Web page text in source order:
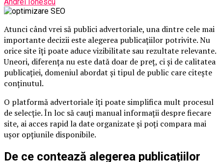
Atunci când vrei să publici advertoriale, una dintre cele mai
importante decizii este alegerea publicațiilor potrivite. Nu
orice site îți poate aduce vizibilitate sau rezultate relevante.
Uneori, diferența nu este dată doar de preț, ci și de calitatea
publicației, domeniul abordat și tipul de public care citește
conținutul.
O platformă advertoriale îți poate simplifica mult procesul
de selecție. În loc să cauți manual informații despre fiecare
site, ai acces rapid la date organizate și poți compara mai
ușor opțiunile disponibile.
De ce contează alegerea publicațiilor